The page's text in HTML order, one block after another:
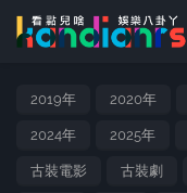
2019年 2020年
2024年 2025年
古裝電影 古裝劇